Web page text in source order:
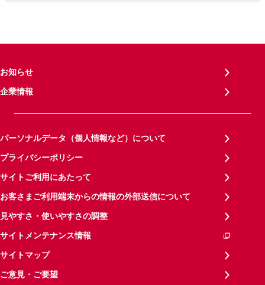
お知らせ
企業情報
パーソナルデータ（個人情報など）について
プライバシーポリシー
サイトご利用にあたって
お客さまご利用端末からの情報の外部送信について
見やすさ・使いやすさの調整
サイトメンテナンス情報
サイトマップ
ご意見・ご要望